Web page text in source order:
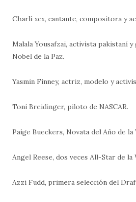
Charli xcx, cantante, compositora y
Malala Yousafzai, activista pakistaní
Nobel de la Paz.
Yasmin Finney, actriz, modelo y
Toni Breidinger, piloto de NASCAR.
Paige Bueckers, Novata del Año de la
Angel Reese, dos veces All-Star de la
Azzi Fudd, primera selección del